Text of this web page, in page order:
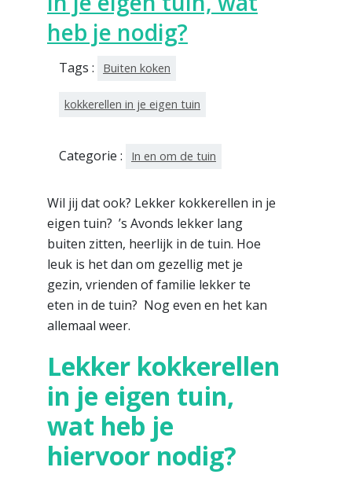
heb je nodig?
Tags : Buiten koken
kokkerellen in je eigen tuin
Categorie : In en om de tuin
Wil jij dat ook? Lekker kokkerellen in je
eigen tuin? ’s Avonds lekker lang
buiten zitten, heerlijk in de tuin. Hoe
leuk is het dan om gezellig met je
gezin, vrienden of familie lekker te
eten in de tuin? Nog even en het kan
allemaal weer.
Lekker kokkerellen
in je eigen tuin,
wat heb je
hiervoor nodig?